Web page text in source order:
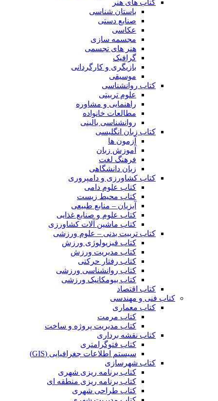
کتاب های هنر
باستان شناسی
صنایع دستی
عکاسی
مجسمه سازی
هنر های تجسمی
گرافیک
بازیگری و کارگردانی
موسیقی
کتاب روانشناسی
علوم تربیتی
راهنمایی و مشاوره
مطالعات خانواده
روانشناسی بالینی
کتاب زبان انگلیسی
آزمون ها
آموزش زبان
فرهنگ لغت
زبان دانشگاهی
کتاب کشاورزی و دامپروری
کتاب علوم دامی
کتاب محیط زیست
آبزیان – منابع طبیعی
کتاب علوم و صنایع غذایی
کتاب ماشین آلات کشاورزی
کتاب تربیت بدنی – علوم ورزشی
کتاب فیزیولوژی ورزش
کتاب مدیریت ورزش
کتاب رفتار حرکتی
کتاب روانشناسی ورزشی
کتاب بیومکانیک ورزشی
کتاب اقتصاد
کتاب فنی و مهندسی
کتاب معماری
کتاب مرمت
کتاب مدیریت پروژه و ساخت
کتاب نقشه برداری
کتاب فتوگرامتری
سیستم اطلاعات جغرافیایی (GIS)
کتاب شهرسازی
کتاب برنامه ریزی شهری
کتاب برنامه ریزی منطقه ای
کتاب طراحی شهری